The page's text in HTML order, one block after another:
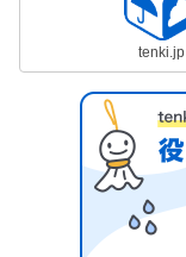
tenki.jp